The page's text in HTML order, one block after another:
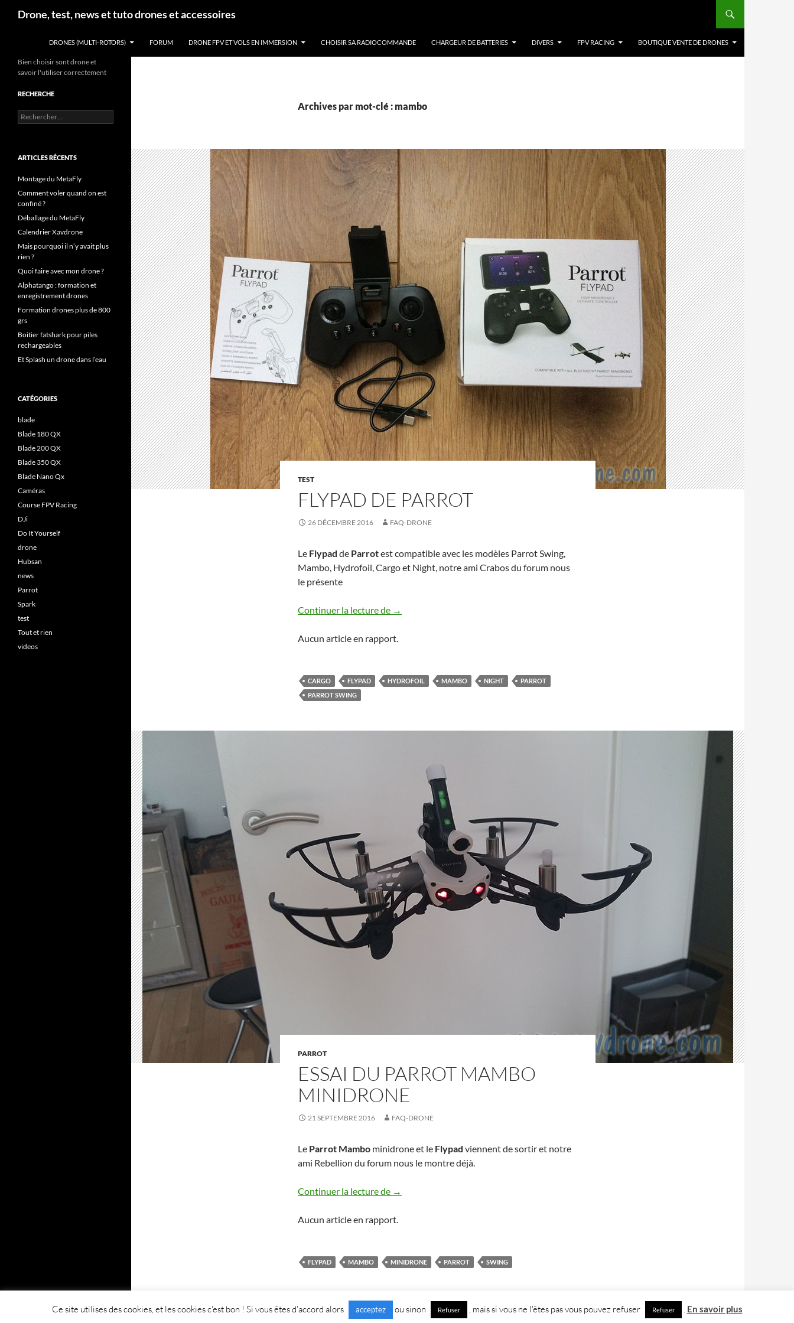
Drone, test, news et tuto drones et accessoires
DRONES (MULTI-ROTORS) FORUM DRONE FPV ET VOLS EN IMMERSION CHOISIR SA RADIOCOMMANDE CHARGEUR DE BATTERIES DIVERS FPV RACING BOUTIQUE VENTE DE DRONES
Archives par mot-clé : mambo
TEST
FLYPAD DE PARROT
26 DÉCEMBRE 2016 FAQ-DRONE
Le Flypad de Parrotest compatible avec les modèles Parrot Swing,
Mambo, Hydrofoil, Cargo et Night, notre ami Crabos du forum nous
le présente
Continuer la lecture de Flypad de Parrot
→
Aucun article en rapport.
CARGO FLYPAD HYDROFOIL MAMBO NIGHT
PARROT
PARROT SWING
PARROT
ESSAI DU PARROT MAMBO
MINIDRONE
21 SEPTEMBRE 2016 FAQ-DRONE
Le Parrot Mambo minidrone et le Flypad viennent de sortir et notre
ami Rebellion du forum nous le montre déjà.
Continuer la lecture de Essai du Parrot Mambo minidrone
→
Aucun article en rapport.
FLYPAD MAMBO MINIDRONE PARROT SWING
Bien choisir sont drone et
savoir l'utiliser correctement
RECHERCHE
Rechercher :
ARTICLES RÉCENTS
Montage du MetaFly
Comment voler quand on est
confiné ?
Déballage du MetaFly
Calendrier Xavdrone
Mais pourquoi il n’y avait plus
rien ?
Quoi faire avec mon drone ?
Alphatango : formation et
enregistrement drones
Formation drones plus de 800
grs
Boitier fatshark pour piles
rechargeables
Et Splash un drone dans l’eau
CATÉGORIES
blade
Blade 180 QX
Blade 200 QX
Blade 350 QX
Blade Nano Qx
Caméras
Course FPV Racing
DJi
Do It Yourself
drone
Hubsan
news
Parrot
Spark
test
Tout et rien
videos
Ce site utilises des cookies, et les cookies c'est bon ! Si vous êtes d'accord alors acceptez ou sinon Refuser , mais si vous ne l'êtes pas vous pouvez refuser Refuser . En savoir plus